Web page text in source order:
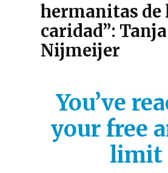
hermanitas de
caridad”: Tanja
Nijmeijer
You’ve
your free
limit